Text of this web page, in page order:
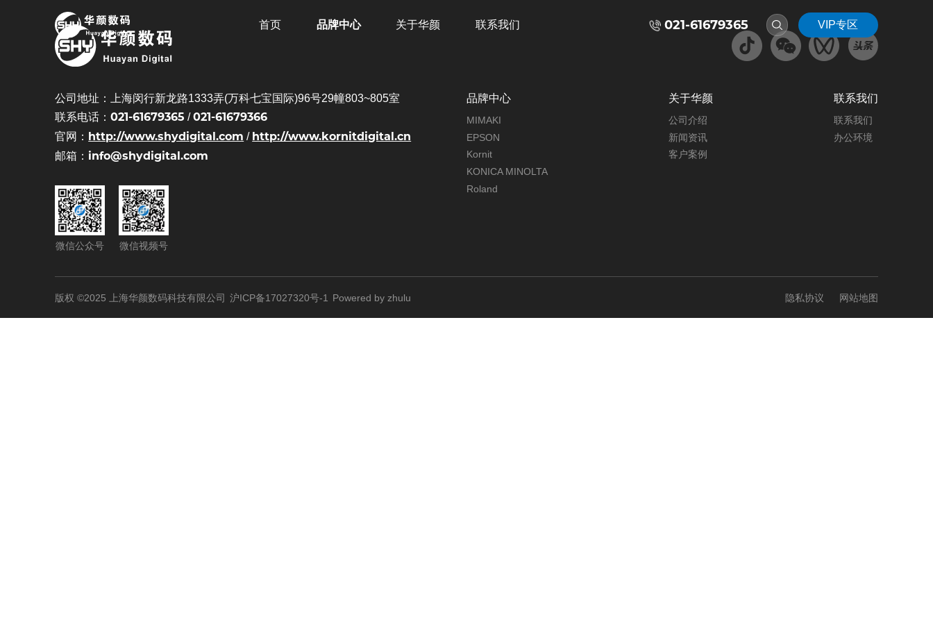
首页 品牌中心 关于华颜 联系我们 021-61679365 VIP专区
公司地址：上海闵行新龙路1333弄(万科七宝国际)96号29幢803~805室
联系电话：021-61679365 /021-61679366
官网： http://www.shydigital.com / http://www.kornitdigital.cn
邮箱： info@shydigital.com
微信公众号 微信视频号
品牌中心
MIMAKI
EPSON
Kornit
KONICA MINOLTA
Roland
关于华颜
公司介绍
新闻资讯
客户案例
联系我们
联系我们
办公环境
版权 ©2025 上海华颜数码科技有限公司 沪ICP备17027320号-1 Powered by zhulu 隐私协议 网站地图